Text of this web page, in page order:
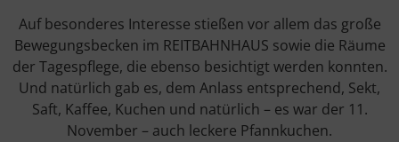
Auf besonderes Interesse stießen vor allem das große
Bewegungsbecken im REITBAHNHAUS sowie die Räume
der Tagespflege, die ebenso besichtigt werden konnten.
Und natürlich gab es, dem Anlass entsprechend, Sekt,
Saft, Kaffee, Kuchen und natürlich – es war der 11.
November – auch leckere Pfannkuchen.